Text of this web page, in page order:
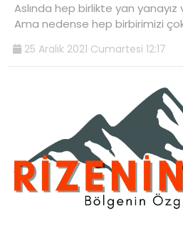
Aslında hep birlikte yan yanayız
Ama nedense hep birbirimizi
25 Aralık 2021 Cumartesi 12:17